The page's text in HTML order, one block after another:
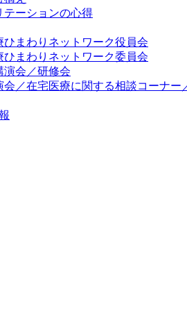
テーションの心得
ひまわりネットワーク役員会
ひまわりネットワーク委員会
演会／研修会
会／在宅医療に関する相談コーナー